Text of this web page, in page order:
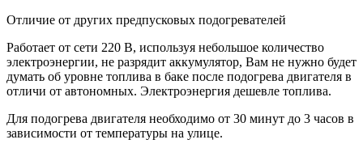
Отличие от других предпусковых подогревателей
Работает от сети 220 В, используя небольшое количество
электроэнергии, не разрядит аккумулятор, Вам не нужно будет
думать об уровне топлива в баке после подогрева двигателя в
отличи от автономных. Электроэнергия дешевле топлива.
Для подогрева двигателя необходимо от 30 минут до 3 часов в
зависимости от температуры на улице.